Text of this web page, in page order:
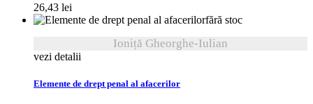
26,43 lei
fără stoc
Ioniță Gheorghe-Iulian
vezi detalii
Elemente de drept penal al afacerilor